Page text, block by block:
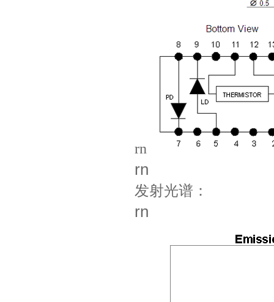
rn
rn
发射光谱：
rn